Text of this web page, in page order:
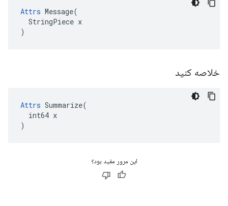
Attrs Message(
  StringPiece x
)
خلاصه کنید
Attrs Summarize(
  int64 x
)
این مرور مفید بود؟